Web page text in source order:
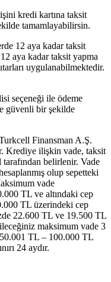
kredi kartına taksit
tamamlayabilirsin.
12 aya kadar taksit
aya kadar taksit yapma
uygulanabilmektedir.
seçeneği ile ödeme
güvenli bir şekilde
Finansman A.Ş.
Krediye ilişkin vade, taksit
belirlenir. Vade
olup sepetteki
vade
TL ve altındaki cep
TL üzerindeki cep
22.600 TL ve 19.500 TL
maksimum vade 3
TL – 100.000 TL
24 aydır.